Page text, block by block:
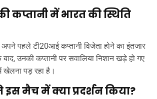
कप्तानी में भारत की स्थिति
पहले टी20आई कप्तानी विजेता होने का इंतजार
उनकी कप्तानी पर सवालिया निशान खड़े हो गए
खेलना पड़ रहा है।
मैच में क्या प्रदर्शन किया?